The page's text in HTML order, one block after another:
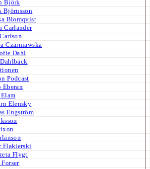
Björk
Björnsson
Blomqvist
Carlander
Czarniawska
Dahl
Podcast
Eberan
Elensky
Engström
Flakierski
Flygt
Forser